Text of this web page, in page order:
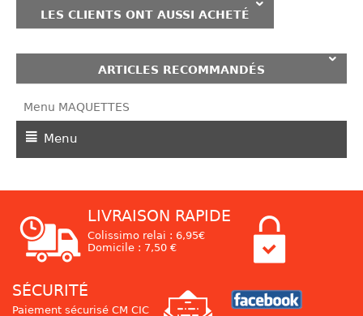
LES CLIENTS ONT AUSSI ACHETÉ
ARTICLES RECOMMANDÉS
Menu MAQUETTES
Menu
LIVRAISON RAPIDE
Colissimo relai : 6,95€
Domicile : 7,50 €
SÉCURITÉ
Paiement sécurisé CM CIC